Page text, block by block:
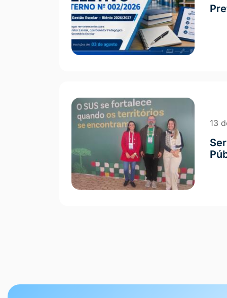
13
Seção do Rodapé e Contato